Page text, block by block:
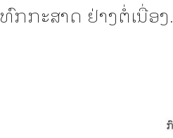
ທົກກະສາດ ຢ່າງຕໍ່ເນື່ອງ.